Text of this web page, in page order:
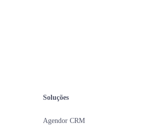
Soluções
Agendor CRM